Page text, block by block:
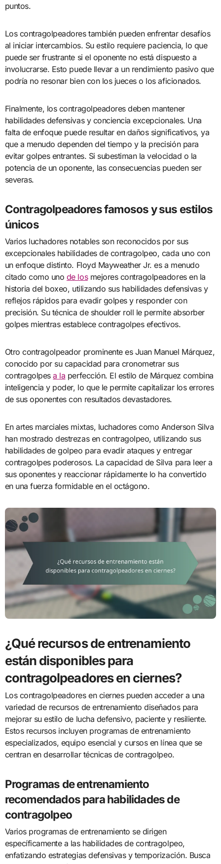
puntos.
Los contragolpeadores también pueden enfrentar desafíos
al iniciar intercambios. Su estilo requiere paciencia, lo que
puede ser frustrante si el oponente no está dispuesto a
involucrarse. Esto puede llevar a un rendimiento pasivo que
podría no resonar bien con los jueces o los aficionados.
Finalmente, los contragolpeadores deben mantener
habilidades defensivas y conciencia excepcionales. Una
falta de enfoque puede resultar en daños significativos, ya
que a menudo dependen del tiempo y la precisión para
evitar golpes entrantes. Si subestiman la velocidad o la
potencia de un oponente, las consecuencias pueden ser
severas.
Contragolpeadores famosos y sus estilos
únicos
Varios luchadores notables son reconocidos por sus
excepcionales habilidades de contragolpeo, cada uno con
un enfoque distinto. Floyd Mayweather Jr. es a menudo
citado como uno de losmejores contragolpeadores en la
historia del boxeo, utilizando sus habilidades defensivas y
reflejos rápidos para evadir golpes y responder con
precisión. Su técnica de shoulder roll le permite absorber
golpes mientras establece contragolpes efectivos.
Otro contragolpeador prominente es Juan Manuel Márquez,
conocido por su capacidad para cronometrar sus
contragolpesa la perfección. El estilo de Márquez combina
inteligencia y poder, lo que le permite capitalizar los errores
de sus oponentes con resultados devastadores.
En artes marciales mixtas, luchadores como Anderson Silva
han mostrado destrezas en contragolpeo, utilizando sus
habilidades de golpeo para evadir ataques y entregar
contragolpes poderosos. La capacidad de Silva para leer a
sus oponentes y reaccionar rápidamente lo ha convertido
en una fuerza formidable en el octágono.
¿Qué recursos de entrenamiento
están disponibles para
contragolpeadores en ciernes?
Los contragolpeadores en ciernes pueden acceder a una
variedad de recursos de entrenamiento diseñados para
mejorar su estilo de lucha defensivo, paciente y resiliente.
Estos recursos incluyen programas de entrenamiento
especializados, equipo esencial y cursos en línea que se
centran en desarrollar técnicas de contragolpeo.
Programas de entrenamiento
recomendados para habilidades de
contragolpeo
Varios programas de entrenamiento se dirigen
específicamente a las habilidades de contragolpeo,
enfatizando estrategias defensivas y temporización. Busca